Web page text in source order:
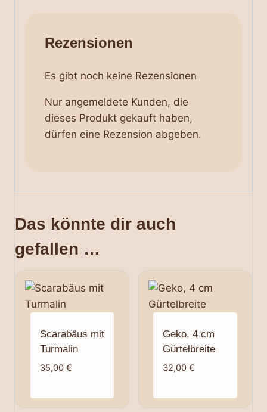
Rezensionen
Es gibt noch keine Rezensionen
Nur angemeldete Kunden, die
dieses Produkt gekauft haben,
dürfen eine Rezension abgeben.
Das könnte dir auch
gefallen …
Scarabäus mit
Turmalin
35,00 €
Geko, 4 cm
Gürtelbreite
32,00 €